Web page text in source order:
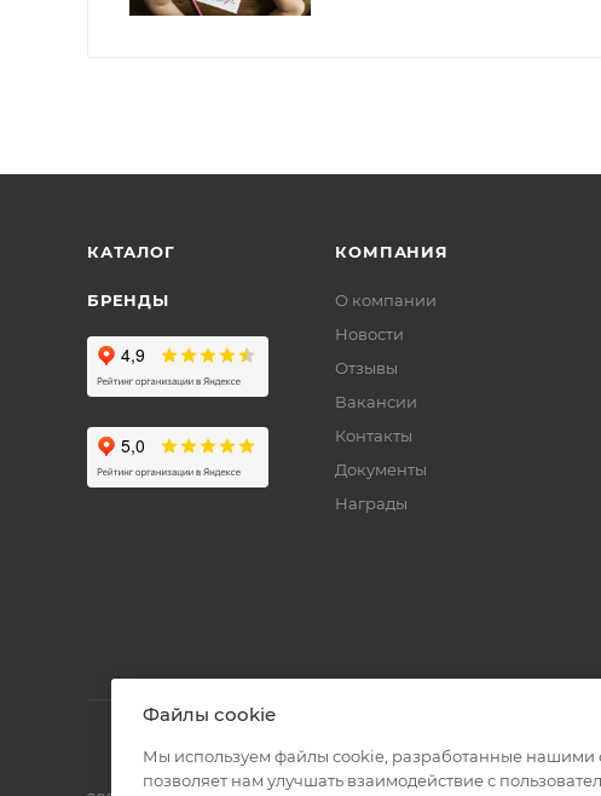
КАТАЛОГ
БРЕНДЫ
КОМПАНИЯ
О компании
Новости
Отзывы
Вакансии
Контакты
Документы
Награды
Файлы cookie
Мы используем файлы cookie, разработанные нашими
позволяет нам улучшать взаимодействие с